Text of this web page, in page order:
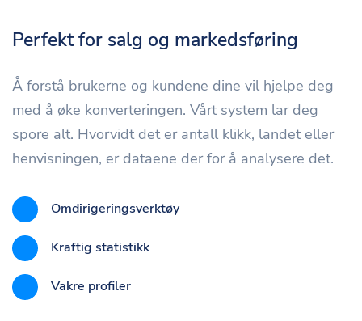
Perfekt for salg og markedsføring
Å forstå brukerne og kundene dine vil hjelpe deg
med å øke konverteringen. Vårt system lar deg
spore alt. Hvorvidt det er antall klikk, landet eller
henvisningen, er dataene der for å analysere det.
Omdirigeringsverktøy
Kraftig statistikk
Vakre profiler